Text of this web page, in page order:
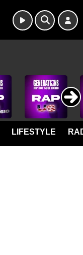
LIFESTYLE